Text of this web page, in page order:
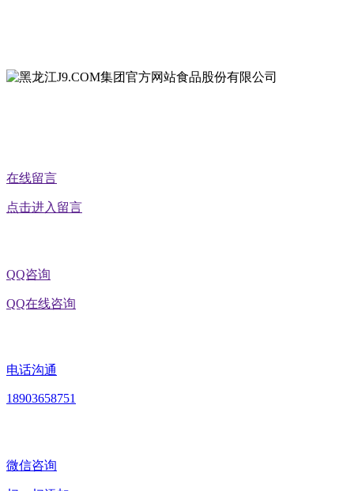
在线留言
点击进入留言
QQ咨询
QQ在线咨询
电话沟通
18903658751
微信咨询